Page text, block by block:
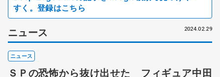
すく。登録はこちら
ニュース 2024.02.29
ニュース
ＳＰの恐怖から抜け出せた フィギュア中田